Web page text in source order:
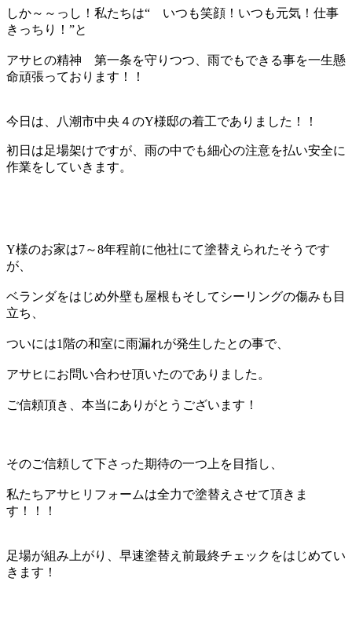
しか～～っし！私たちは“ いつも笑顔！いつも元気！仕事
きっちり！”と
アサヒの精神 第一条を守りつつ、雨でもできる事を一生懸
命頑張っております！！
今日は、八潮市中央４のY様邸の着工でありました！！
初日は足場架けですが、雨の中でも細心の注意を払い安全に
作業をしていきます。
Y様のお家は7～8年程前に他社にて塗替えられたそうです
が、
ベランダをはじめ外壁も屋根もそしてシーリングの傷みも目
立ち、
ついには1階の和室に雨漏れが発生したとの事で、
アサヒにお問い合わせ頂いたのでありました。
ご信頼頂き、本当にありがとうございます！
そのご信頼して下さった期待の一つ上を目指し、
私たちアサヒリフォームは全力で塗替えさせて頂きま
す！！！
足場が組み上がり、早速塗替え前最終チェックをはじめてい
きます！